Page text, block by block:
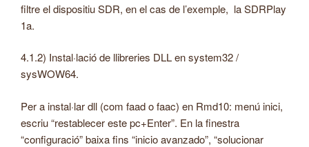
filtre el dispositiu SDR, en el cas de l’exemple, la SDRPlay
1a.
4.1.2) Instal·lació de llibreries DLL en system32 /
sysWOW64.
Per a instal·lar dll (com faad o faac) en Rmd10: menú inici,
escriu “restablecer este pc+Enter”. En la finestra
“configuració” baixa fins “inicio avanzado”, “solucionar